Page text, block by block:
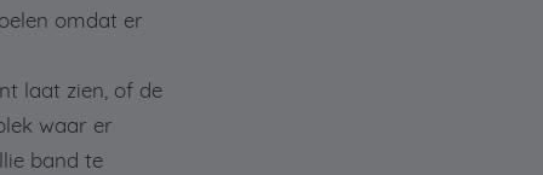
omdat er
laat zien, of de
waar er
band te